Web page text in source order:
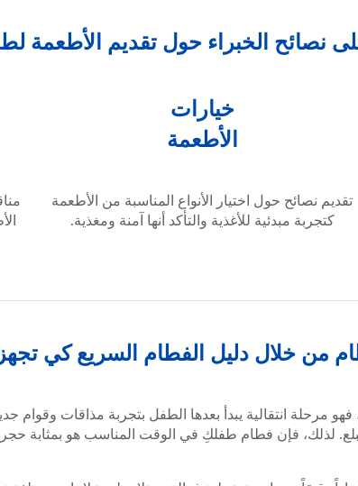
نصائح الخبراء حول تقديم الأطعمة
خيارات
الأطعمة
تقديم نصائح حول اختيار الأنواع المناسبة من الأطعمة
كتجربة مبدئية للأغذية والتأكد أنها آمنة ومغذية.
من خلال دليل الفطام السريع كي
مرحلة انتقالية يبدأ بعدها الطفل بتجربة مذاقات
لذلك، فإن فطام طفلكِ في الوقت المناسب هو بمثابة